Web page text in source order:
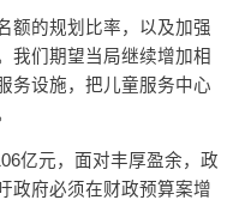
额的规划比率，以及加强
我们期望当局继续增加相
务设施，把儿童服务中心
亿元，面对丰厚盈余，政
政府必须在财政预算案增